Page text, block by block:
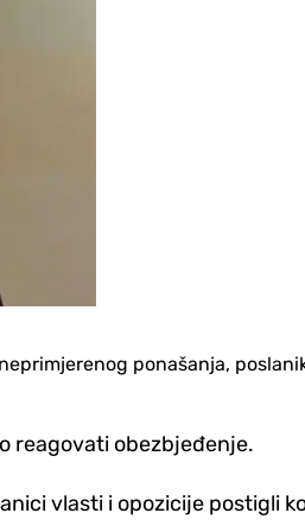
ponašanja,
reagovati obezbjeđenje.
vlasti i opozicije postigli